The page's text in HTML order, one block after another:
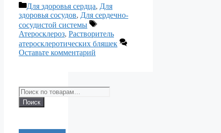
Рубрики
Для здоровья сердца, Для
здоровья сосудов, Для сердечно-
сосудистой системы
Метки
Атеросклероз, Растворитель
атеросклеротических бляшек
Оставьте комментарий
Искать:
Поиск